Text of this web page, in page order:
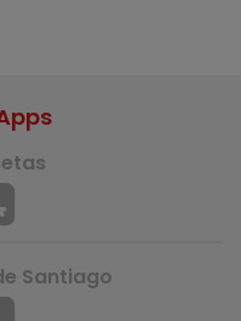
Santiago